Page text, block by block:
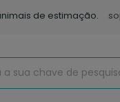
de estimação.